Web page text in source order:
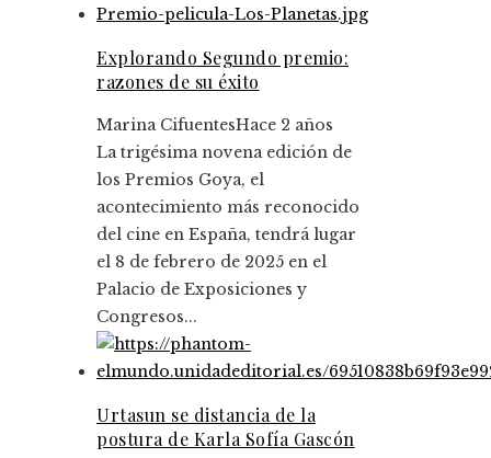
Explorando Segundo premio:
razones de su éxito
Marina CifuentesHace 2 años
La trigésima novena edición de
los Premios Goya, el
acontecimiento más reconocido
del cine en España, tendrá lugar
el 8 de febrero de 2025 en el
Palacio de Exposiciones y
Congresos...
Urtasun se distancia de la
postura de Karla Sofía Gascón